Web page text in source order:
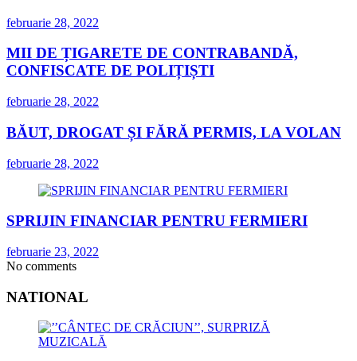
februarie 28, 2022
MII DE ȚIGARETE DE CONTRABANDĂ,
CONFISCATE DE POLIȚIȘTI
februarie 28, 2022
BĂUT, DROGAT ȘI FĂRĂ PERMIS, LA VOLAN
februarie 28, 2022
SPRIJIN FINANCIAR PENTRU FERMIERI
februarie 23, 2022
No comments
NATIONAL